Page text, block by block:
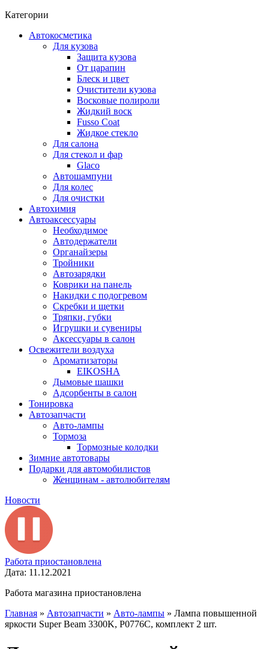
Категории
Автокосметика
Для кузова
Защита кузова
От царапин
Блеск и цвет
Очистители кузова
Восковые полироли
Жидкий воск
Fusso Coat
Жидкое стекло
Для салона
Для стекол и фар
Glaco
Автошампуни
Для колес
Для очистки
Автохимия
Автоаксессуары
Необходимое
Автодержатели
Органайзеры
Тройники
Автозарядки
Коврики на панель
Накидки с подогревом
Скребки и щетки
Тряпки, губки
Игрушки и сувениры
Аксессуары в салон
Освежители воздуха
Ароматизаторы
EIKOSHA
Дымовые шашки
Адсорбенты в салон
Тонировка
Автозапчасти
Авто-лампы
Тормоза
Тормозные колодки
Зимние автотовары
Подарки для автомобилистов
Женщинам - автолюбителям
Новости
Работа приостановлена
Дата: 11.12.2021
Работа магазина приостановлена
Главная » Автозапчасти » Авто-лампы » Лампа повышенной
яркости Super Beam 3300K, P0776C, комплект 2 шт.